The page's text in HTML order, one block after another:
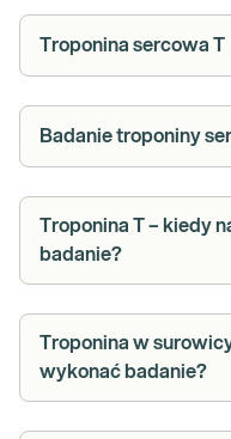
Troponina sercowa T
Badanie troponiny
Troponina T – kiedy
badanie?
Troponina w
wykonać badanie?